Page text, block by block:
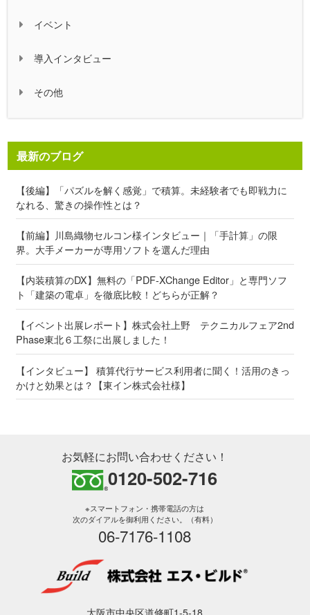
イベント
導入インタビュー
その他
最新のブログ
【後編】「パズルを解く感覚」で積算。未経験者でも即戦力に
なれる、驚きの操作性とは？
【前編】川島織物セルコン様インタビュー｜「手計算」の限
界。大手メーカーが専用ソフトを選んだ理由
【内装積算のDX】無料の「PDF-XChange Editor」と専門ソフ
ト「建築の電卓」を徹底比較！どちらが正解？
【イベント出展レポート】株式会社上野 テクニカルフェア2nd
Phase東北６工祭に出展しました！
【インタビュー】 積算代行サービス利用者に聞く！活用のきっ
かけと効果とは？【東イン株式会社様】
お気軽にお問い合わせください！
0120-502-716
※スマートフォン・携帯電話の方は
次のダイアルを御利用ください。（有料）
06-7176-1108
大阪市中央区道修町1-5-18